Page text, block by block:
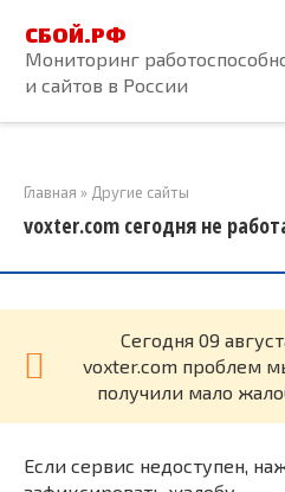
контенту
СБОЙ.РФ
Мониторинг
и сайтов в России
Главная » Другие сайты
voxter.com сегодня не
Cегодня 09
voxter.com проблем
получили мало
Если сервис недоступен,